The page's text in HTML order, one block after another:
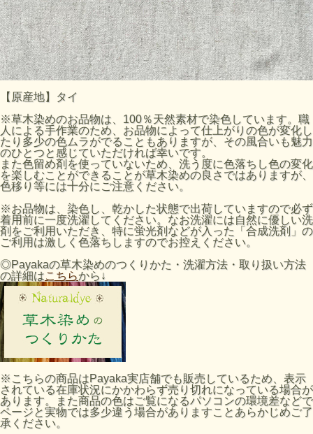
【原産地】タイ
※草木染めのお品物は、100％天然素材で染色しています。職
人による手作業のため、お品物によって仕上がりの色が変化し
たり多少の色ムラがでることもありますが、その風合いも魅力
のひとつと感じていただければ幸いです。
また色留め剤を使っていないため、洗う度に色落ちし色の変化
を楽しむことができることが草木染めの良さではありますが、
色移り等には十分にご注意ください。
※お品物は、染色し、乾かした状態で出荷していますので必ず
着用前に一度洗濯してください。なお洗濯には自然に優しい洗
剤をご利用いただき、特に蛍光剤などが入った「合成洗剤」の
ご利用は激しく色落ちしますのでお控えください。
◎Payakaの草木染めのつくりかた・洗濯方法・取り扱い方法
の詳細はこちらから↓
※こちらの商品はPayaka実店舗でも販売しているため、表示
されている在庫状況にかかわらず売り切れになっている場合が
あります。また商品の色はご覧になるパソコンの環境差などで
ページと実物では多少違う場合がありますことあらかじめご了
承ください。